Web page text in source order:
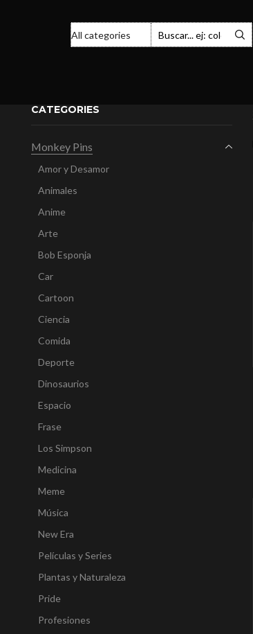
CATEGORIES
Monkey Pins
Amor y Desamor
Animales
Anime
Arte
Bob Esponja
Car
Cartoon
Ciencia
Comida
Deporte
Dinosaurios
Espacio
Frase
Los Simpson
Medicina
Meme
Música
New Era
Películas y Series
Plantas y Naturaleza
Pride
Profesiones